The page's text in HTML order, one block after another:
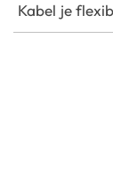
Kabel je